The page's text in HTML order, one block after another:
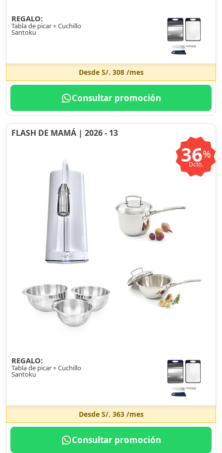
REGALO:
Tabla de picar + Cuchillo
Santoku
Desde S/. 308/mes
Consultar promoción
FLASH DE MAMÁ | 2026 - 13
36%
Dcto.
REGALO:
Tabla de picar + Cuchillo
Santoku
Desde S/. 363/mes
Consultar promoción